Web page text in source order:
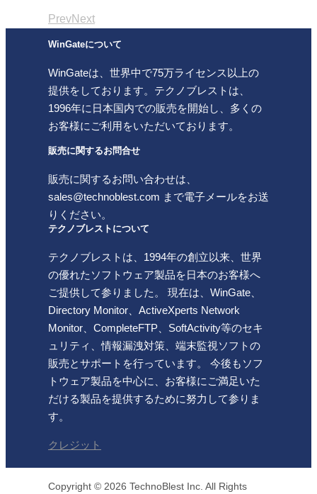
PrevNext
WinGateについて
WinGateは、世界中で75万ライセンス以上の
提供をしております。テクノブレストは、
1996年に日本国内での販売を開始し、多くの
お客様にご利用をいただいております。
販売に関するお問合せ
販売に関するお問い合わせは、
sales@technoblest.com まで電子メールをお送
りください。
テクノブレストについて
テクノブレストは、1994年の創立以来、世界
の優れたソフトウェア製品を日本のお客様へ
ご提供して参りました。 現在は、WinGate、
Directory Monitor、ActiveXperts Network
Monitor、CompleteFTP、SoftActivity等のセキ
ュリティ、情報漏洩対策、端末監視ソフトの
販売とサポートを行っています。 今後もソフ
トウェア製品を中心に、お客様にご満足いた
だける製品を提供するために努力して参りま
す。
クレジット
Copyright © 2026 TechnoBlest Inc. All Rights